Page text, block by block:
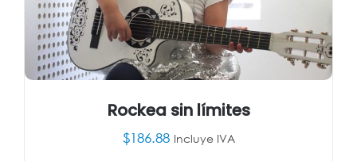
Rockea sin límites
$186.88 Incluye IVA